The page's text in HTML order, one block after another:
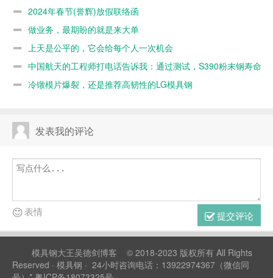
标 2024年春节(誉辉)放假联络函
做业务，最期盼的就是来大单
上天是公平的，它会给每个人一次机会
中国航天的工程师打电话告诉我：通过测试，S390粉末钢寿命
不如8566
冷镦模片爆裂，还是推荐高韧性的LG模具钢
发表我的评论
提交评论
表情
模具钢大王吴德剑博客 © 2018-2023 版权所有 All Rights
Reserved · 模具钢 · 24小时咨询电话：13922974367（微信同